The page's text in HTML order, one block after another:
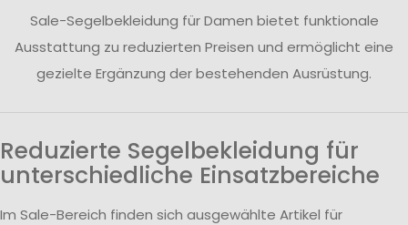
Sale-Segelbekleidung für Damen bietet funktionale
Ausstattung zu reduzierten Preisen und ermöglicht eine
gezielte Ergänzung der bestehenden Ausrüstung.
Reduzierte Segelbekleidung für
unterschiedliche Einsatzbereiche
Im Sale-Bereich finden sich ausgewählte Artikel für